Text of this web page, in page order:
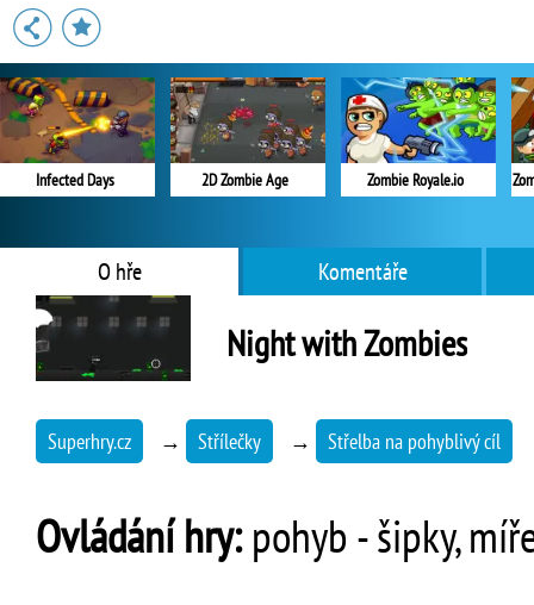
Infected Days 2D Zombie Age Zombie Royale.io
O hře Komentáře
Night with Zombies
Superhry.cz → Střílečky → Střelba na pohyblivý cíl
Ovládání hry:pohyb - šipky,